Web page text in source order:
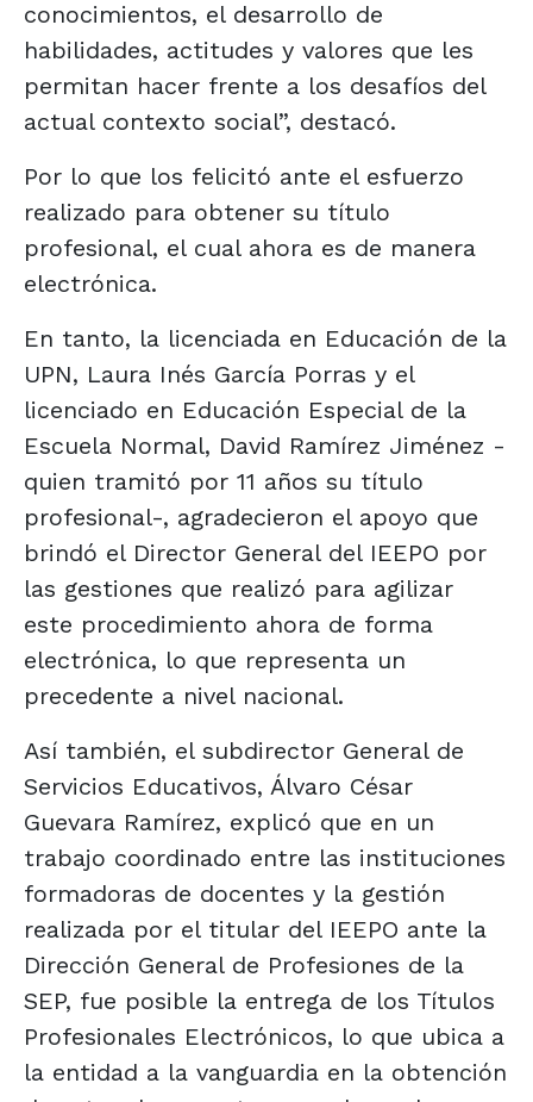
conocimientos, el desarrollo de
habilidades, actitudes y valores que les
permitan hacer frente a los desafíos del
actual contexto social”, destacó.
Por lo que los felicitó ante el esfuerzo
realizado para obtener su título
profesional, el cual ahora es de manera
electrónica.
En tanto, la licenciada en Educación de la
UPN, Laura Inés García Porras y el
licenciado en Educación Especial de la
Escuela Normal, David Ramírez Jiménez -
quien tramitó por 11 años su título
profesional-, agradecieron el apoyo que
brindó el Director General del IEEPO por
las gestiones que realizó para agilizar
este procedimiento ahora de forma
electrónica, lo que representa un
precedente a nivel nacional.
Así también, el subdirector General de
Servicios Educativos, Álvaro César
Guevara Ramírez, explicó que en un
trabajo coordinado entre las instituciones
formadoras de docentes y la gestión
realizada por el titular del IEEPO ante la
Dirección General de Profesiones de la
SEP, fue posible la entrega de los Títulos
Profesionales Electrónicos, lo que ubica a
la entidad a la vanguardia en la obtención